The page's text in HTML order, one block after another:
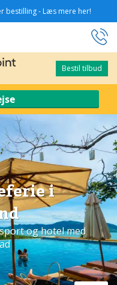
bestilling - Læs mere her!
Bestil tilbud
Bestil tilbud
i
og hotel med